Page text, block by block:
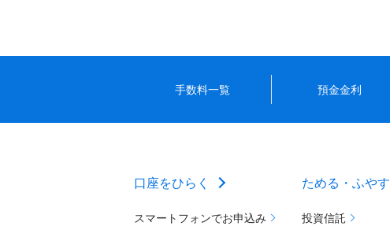
手数料一覧 預金金利
口座をひらく
スマートフォンでお申込み
ためる・ふやす
投資信託